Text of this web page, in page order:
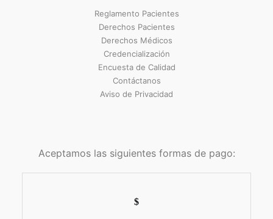
Reglamento Pacientes
Derechos Pacientes
Derechos Médicos
Credencialización
Encuesta de Calidad
Contáctanos
Aviso de Privacidad
Aceptamos las siguientes formas de pago: